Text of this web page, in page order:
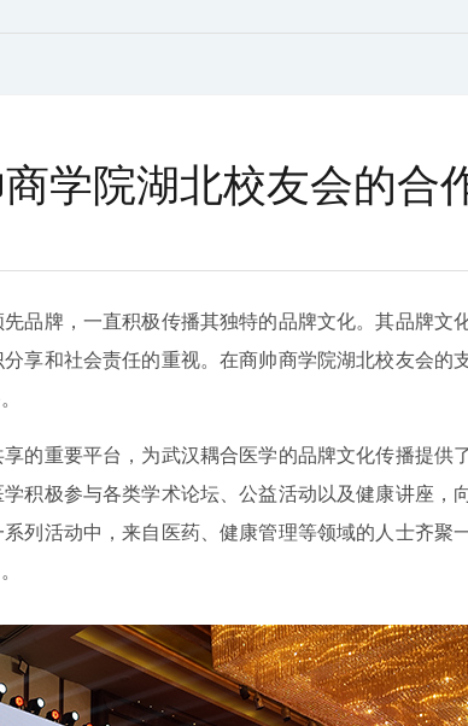
学院湖北校友会的合
品牌，一直积极传播其独特的品牌文化。其品牌文
享和社会责任的重视。在商帅商学院湖北校友会的
的重要平台，为武汉耦合医学的品牌文化传播提供
积极参与各类学术论坛、公益活动以及健康讲座，
列活动中，来自医药、健康管理等领域的人士齐聚